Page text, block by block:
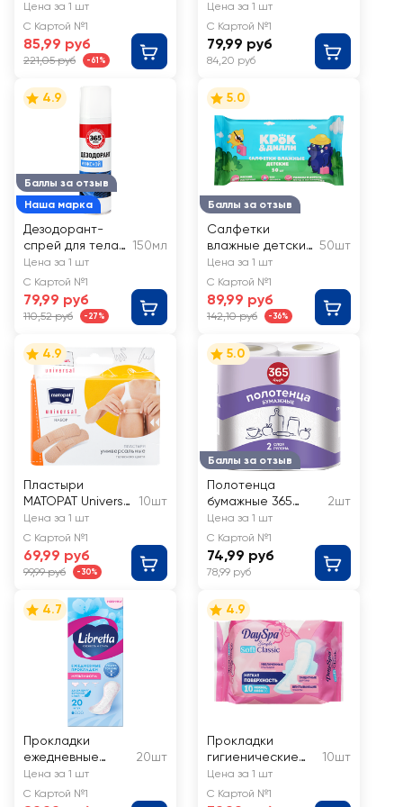
беременности
FEMITEST
ультрачувствитель
ный 10мМЕ
Цена за 1 шт
С Картой №1
85,99 руб
221,05 руб -61%
аппликатора
Цена за 1 шт
С Картой №1
79,99 руб
84,20 руб
Баллы за отзыв
Наша марка
4.9
Дезодорант-
спрей для тела
мужской 365
ДНЕЙ
150мл
Цена за 1 шт
С Картой №1
79,99 руб
110,52 руб -27%
Баллы за отзыв
5.0
Салфетки
влажные детские
КРОК&ДИЛЛИ
50шт
Цена за 1 шт
С Картой №1
89,99 руб
142,10 руб -36%
4.9
Пластыри
MATOPAT Universal
19x76мм
10шт
Цена за 1 шт
С Картой №1
69,99 руб
99,99 руб -30%
Баллы за отзыв
5.0
Полотенца
бумажные 365
ДНЕЙ 2-слоя,
белые
2шт
Цена за 1 шт
С Картой №1
74,99 руб
78,99 руб
4.7
Прокладки
ежедневные
LIBRETTA
Свежесть и стиль
20шт
Цена за 1 шт
С Картой №1
4.9
Прокладки
гигиенические
DAYSPA Simple
Classic Soft
10шт
Цена за 1 шт
С Картой №1